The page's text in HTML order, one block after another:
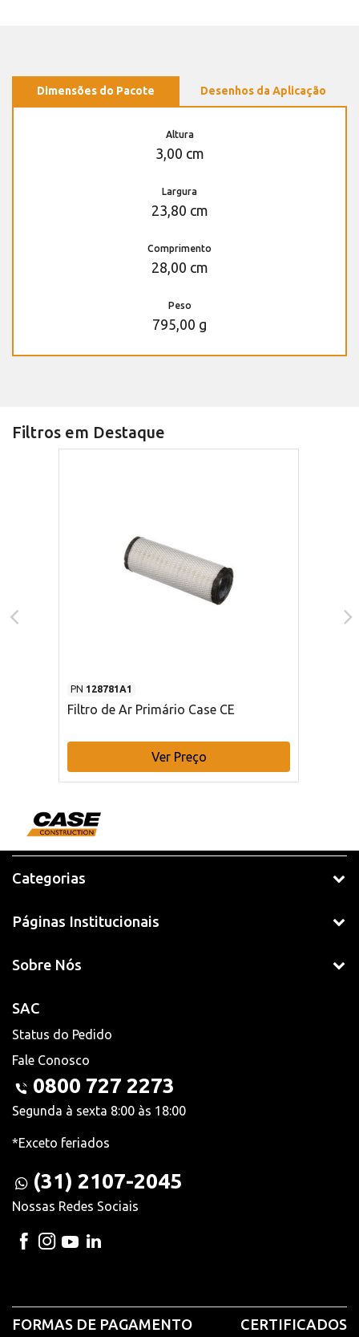
Dimensões do Pacote Desenhos da Aplicação
Altura
3,00 cm
Largura
23,80 cm
Comprimento
28,00 cm
Peso
795,00 g
Filtros em Destaque
PN 128781A1
Filtro de Ar Primário Case CE
Ver Preço
Categorias
Páginas Institucionais
Sobre Nós
SAC
Status do Pedido
Fale Conosco
0800 727 2273
Segunda à sexta 8:00 às 18:00
*Exceto feriados
(31) 2107-2045
Nossas Redes Sociais
FORMAS DE PAGAMENTO CERTIFICADOS